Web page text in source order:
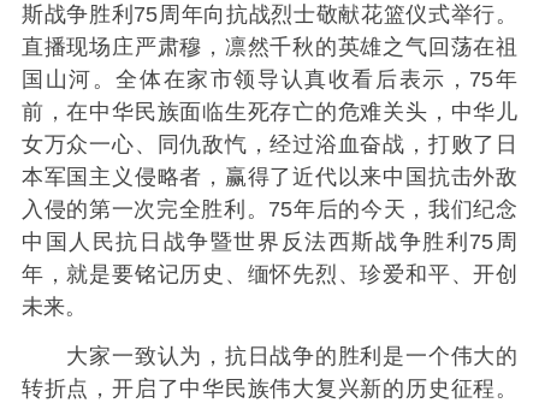
斯战争胜利75周年向抗战烈士敬献花篮仪式举行。
直播现场庄严肃穆，凛然千秋的英雄之气回荡在祖
国山河。全体在家市领导认真收看后表示，75年
前，在中华民族面临生死存亡的危难关头，中华儿
女万众一心、同仇敌忾，经过浴血奋战，打败了日
本军国主义侵略者，赢得了近代以来中国抗击外敌
入侵的第一次完全胜利。75年后的今天，我们纪念
中国人民抗日战争暨世界反法西斯战争胜利75周
年，就是要铭记历史、缅怀先烈、珍爱和平、开创
未来。
大家一致认为，抗日战争的胜利是一个伟大的
转折点，开启了中华民族伟大复兴新的历史征程。